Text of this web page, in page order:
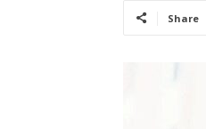
Share